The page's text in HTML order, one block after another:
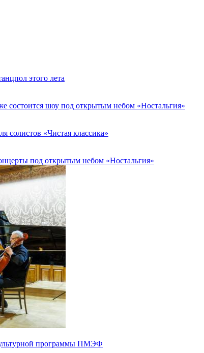
этого лета
состоится шоу под открытым небом «Ностальгия»
солистов «Чистая классика»
под открытым небом «Ностальгия»
программы ПМЭФ